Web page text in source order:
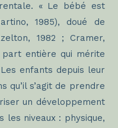
« Le bébé est
1985), doué de
1982 ; Cramer,
part entière qui mérite
enfants depuis leur
qu’il s’agit de prendre
un développement
les niveaux : physique,